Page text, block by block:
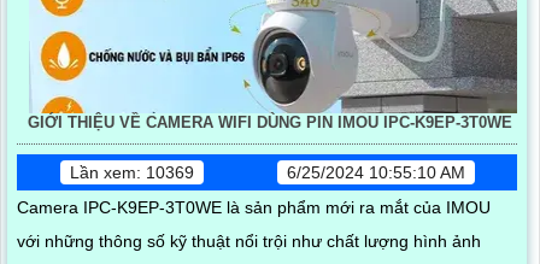
GIỚI THIỆU VỀ CAMERA WIFI DÙNG PIN IMOU IPC-K9EP-3T0WE
Lần xem: 10369
6/25/2024 10:55:10 AM
Camera IPC-K9EP-3T0WE là sản phẩm mới ra mắt của IMOU
với những thông số kỹ thuật nổi trội như chất lượng hình ảnh